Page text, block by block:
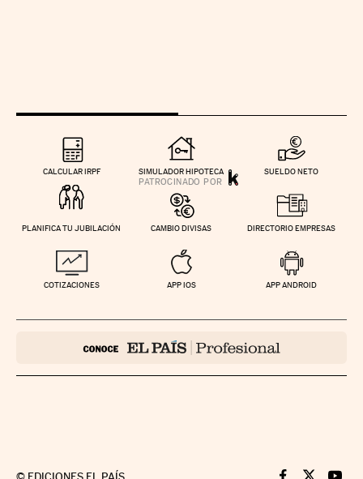
CALCULAR IRPF SIMULADOR HIPOTECA SUELDO NETO
PLANIFICA TU JUBILACIÓN CAMBIO DIVISAS DIRECTORIO EMPRESAS
COTIZACIONES APP IOS APP ANDROID
© EDICIONES EL PAÍS